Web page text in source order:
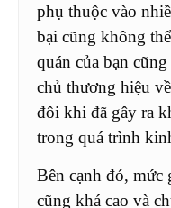
phụ thuộc vào
bại cũng không
quán của bạn
chủ thương hiệu
đôi khi đã gây ra
trong quá trình
Bên cạnh đó, mức
cũng khá cao và